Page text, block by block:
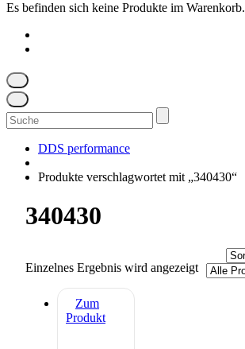
Es befinden sich keine Produkte im Warenkorb.
Suchen
nach:
DDS performance
Produkte verschlagwortet mit „340430“
340430
Einzelnes Ergebnis wird angezeigt
Zum
Produkt